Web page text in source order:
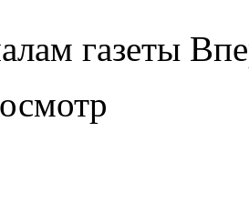
газеты